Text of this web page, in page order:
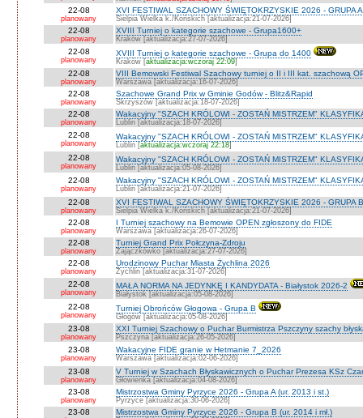
22-08
planowany
XVI FESTIWAL SZACHOWY ŚWIĘTOKRZYSKIE 2026 - GRUPA
Sielpia Wielka k./Końskich [aktualizacja:21-07-2026]
22-08
planowany
XVIII Turniej o kategorie szachowe - Grupa1600+
Kraków [aktualizacja:27-07-2026]
22-08
planowany
XVIII Turniej o kategorie szachowe - Grupa do 1400
Kraków [aktualizacja:wczoraj 22:09]
22-08
planowany
VIII Bemowski Festiwal Szachowy turniej o II i III kat. szachową
Warszawa [aktualizacja:16-07-2026]
22-08
planowany
Szachowe Grand Prix w Gminie Godów - Blitz&Rapid
Skrzyszów [aktualizacja:18-07-2026]
22-08
planowany
Wakacyjny "SZACH KRÓLOWI - ZOSTAŃ MISTRZEM"
Lublin [aktualizacja:18-07-2026]
22-08
planowany
Wakacyjny "SZACH KRÓLOWI - ZOSTAŃ MISTRZEM"
Lublin [aktualizacja:wczoraj 22:18]
22-08
planowany
Wakacyjny "SZACH KRÓLOWI - ZOSTAŃ MISTRZEM"
Lublin [aktualizacja:05-08-2026]
22-08
planowany
Wakacyjny "SZACH KRÓLOWI - ZOSTAŃ MISTRZEM"
Lublin [aktualizacja:21-07-2026]
22-08
planowany
XVI FESTIWAL SZACHOWY ŚWIĘTOKRZYSKIE 2026 - GRUPA B
Sielpia Wielka k./Końskich [aktualizacja:21-07-2026]
22-08
planowany
I Turniej szachowy na Bemowie OPEN zgłoszony do FIDE
Warszawa [aktualizacja:26-07-2026]
22-08
planowany
Turniej Grand Prix Połczyna-Zdroju
Zajączkówko [aktualizacja:27-07-2026]
22-08
planowany
Urodzinowy Puchar Miasta Żychlina 2026
Żychlin [aktualizacja:31-07-2026]
22-08
planowany
MAŁA NORMA NA JEDYNKĘ I KANDYDATA - Białystok 2026-2
Białystok [aktualizacja:05-08-2026]
22-08
planowany
Turniej Obrońców Głogowa - Grupa B
Głogów [aktualizacja:05-08-2026]
23-08
planowany
XXI Turniej Szachowy o Puchar Burmistrza Pszczyny szachy
Pszczyna [aktualizacja:26-05-2026]
23-08
planowany
Wakacyjne FIDE granie w Hetmanie 7_2026
Warszawa [aktualizacja:02-06-2026]
23-08
planowany
V Turniej w Szachach Błyskawicznych o Puchar Prezesa KSz
Głowienka [aktualizacja:04-08-2026]
23-08
planowany
Mistrzostwa Gminy Pyrzyce 2026 - Grupa A (ur. 2013 i st.)
Pyrzyce [aktualizacja:30-06-2026]
23-08 Mistrzostwa Gminy Pyrzyce 2026 - Grupa B (ur. 2014 i mł.)